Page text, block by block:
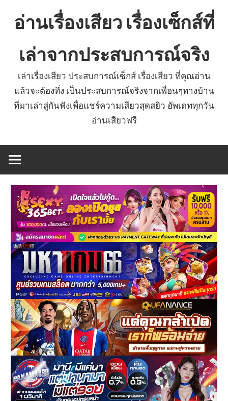
อ่านเรื่องเสียว เรื่องเซ็กส์ที่
เล่าจากประสบการณ์จริง
เล่าเรื่องเสียว ประสบการณ์เซ็กส์ เรื่องเสียว ที่คุณอ่าน
แล้วจะต้องทึ่ง เป็นประสบการณ์จริงจากเพื่อนๆทางบ้าน
ที่มาเล่าสู่กันฟังเพื่อแชร์ความเสียวสุดสยิว อัพเดททุกวัน
อ่านเสียวฟรี